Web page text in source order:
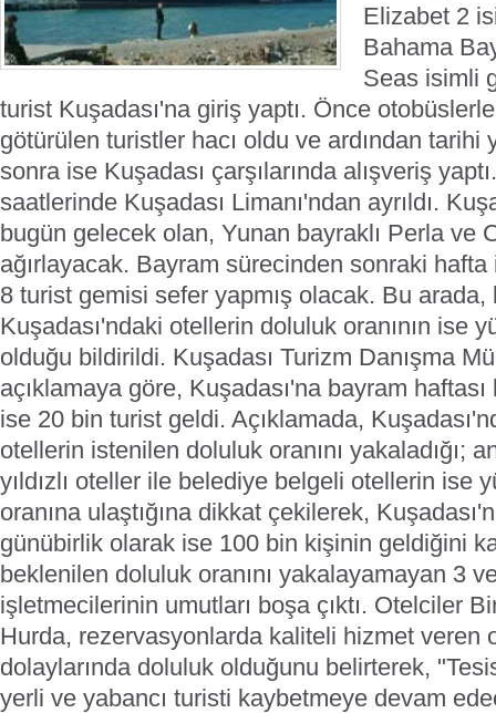
Elizabet 2
Bahama
Seas isimli
turist Kuşadası'na giriş yaptı. Önce
götürülen turistler hacı oldu ve ardından tarihi
sonra ise Kuşadası çarşılarında alışveriş
saatlerinde Kuşadası Limanı'ndan ayrıldı.
bugün gelecek olan, Yunan bayraklı Perla ve
ağırlayacak. Bayram sürecinden sonraki
8 turist gemisi sefer yapmış olacak. Bu arada,
Kuşadası'ndaki otellerin doluluk oranının ise
olduğu bildirildi. Kuşadası Turizm Danışma
açıklamaya göre, Kuşadası'na bayram
ise 20 bin turist geldi. Açıklamada,
otellerin istenilen doluluk oranını yakaladığı;
yıldızlı oteller ile belediye belgeli otellerin ise
oranına ulaştığına dikkat çekilerek,
günübirlik olarak ise 100 bin kişinin geldiğini
beklenilen doluluk oranını yakalayamayan 3 ve
işletmecilerinin umutları boşa çıktı. Otelciler
Hurda, rezervasyonlarda kaliteli hizmet veren
dolaylarında doluluk olduğunu belirterek,
yerli ve yabancı turisti kaybetmeye devam